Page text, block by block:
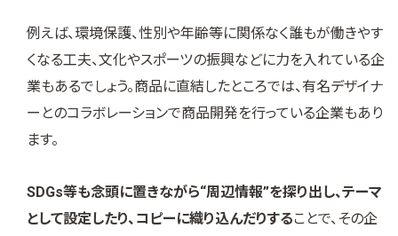
例えば、環境保護、性別や年齢等に関係なく誰もが働きやす
くなる工夫、文化やスポーツの振興などに力を入れている企
業もあるでしょう。商品に直結したところでは、有名デザイナ
ーとのコラボレーションで商品開発を行っている企業もあり
ます。
SDGs等も念頭に置きながら“周辺情報”を探り出し、テーマ
として設定したり、コピーに織り込んだりすることで、その企